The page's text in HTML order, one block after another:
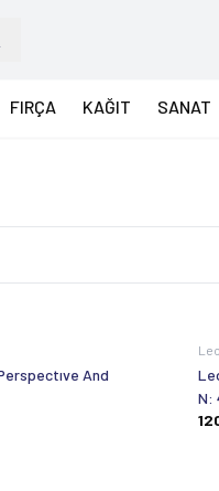
FIRÇA KAĞIT SANAT
And
N: